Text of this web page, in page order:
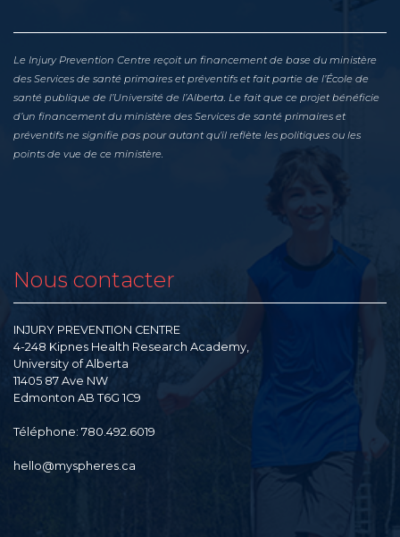
Le Injury Prevention Centre reçoit un financement de base du ministère
des Services de santé primaires et préventifs et fait partie de l’École de
santé publique de l’Université de l’Alberta. Le fait que ce projet bénéficie
d’un financement du ministère des Services de santé primaires et
préventifs ne signifie pas pour autant qu’il reflète les politiques ou les
points de vue de ce ministère.
Nous contacter
INJURY PREVENTION CENTRE
4-248 Kipnes Health Research Academy,
University of Alberta
11405 87 Ave NW
Edmonton AB T6G 1C9
Téléphone: 780.492.6019
hello@myspheres.ca